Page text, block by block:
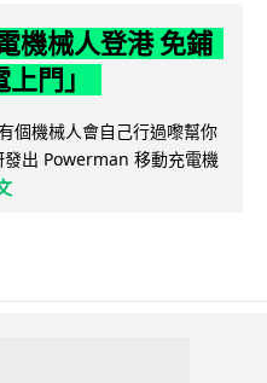
機械人登港 免鋪
門」
個機械人會自己行過嚟幫你
發出 Powerman 移動充電機